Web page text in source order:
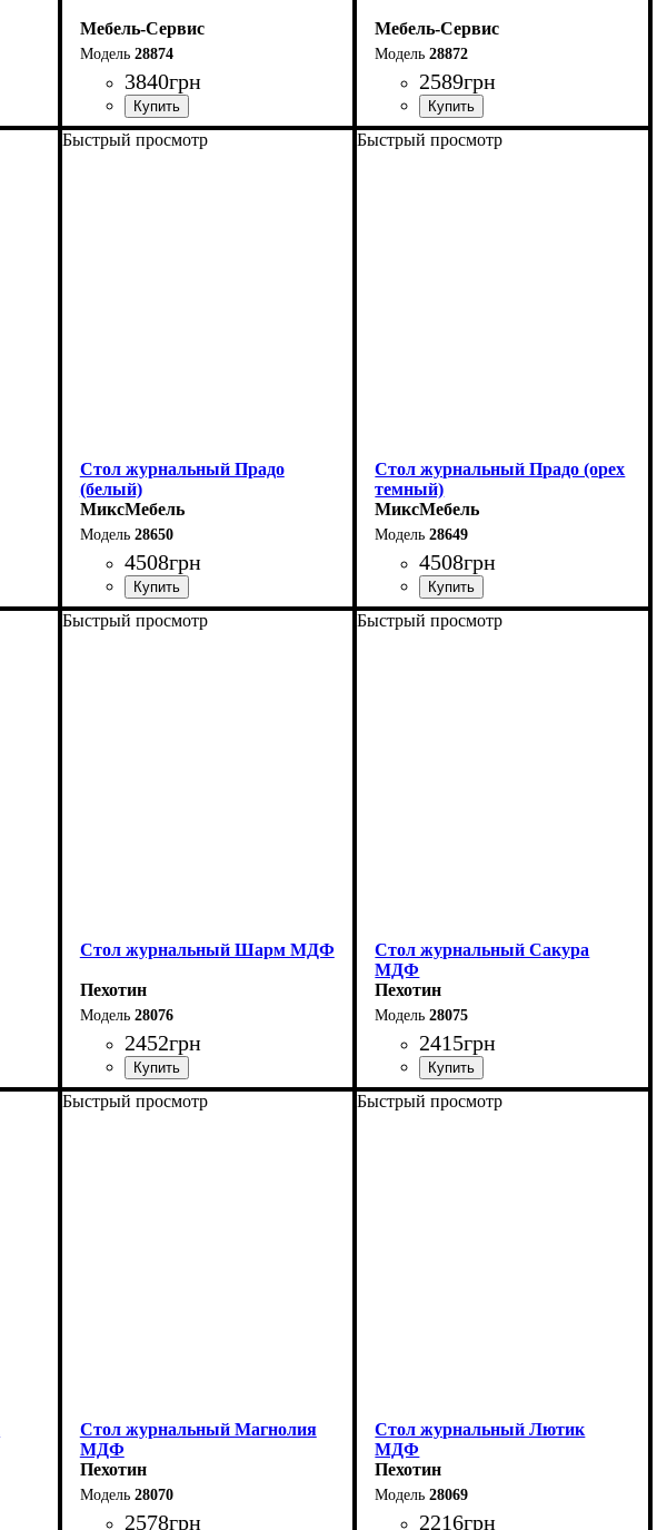
Мебель-Сервис
28874
3840грн
Мебель-Сервис
28872
2589грн
Быстрый просмотр
Стол журнальный Прадо
(белый)
МиксМебель
28650
4508грн
Быстрый просмотр
Стол журнальный Прадо (орех
темный)
МиксМебель
28649
4508грн
Быстрый просмотр
Стол журнальный Шарм МДФ
Пехотин
28076
2452грн
Быстрый просмотр
Стол журнальный Сакура
МДФ
Пехотин
28075
2415грн
Быстрый просмотр
Стол журнальный Магнолия
МДФ
Пехотин
28070
2578грн
Быстрый просмотр
Стол журнальный Лютик
МДФ
Пехотин
28069
2216грн